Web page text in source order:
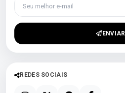
ENVIAR
REDES SOCIAIS